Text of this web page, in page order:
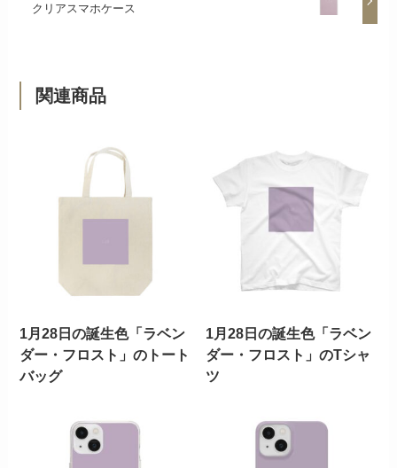
クリアスマホケース
関連商品
1月28日の誕生色「ラベン
ダー・フロスト」のトート
バッグ
1月28日の誕生色「ラベン
ダー・フロスト」のTシャ
ツ